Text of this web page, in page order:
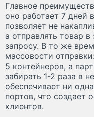
Главное
оно работает 7 дней
позволяет не
а отправлять товар
запросу. В то же
массовости
5 контейнеров, а
забирать 1-2 раза в
обеспечивает ни
портов, что создает
клиентов.